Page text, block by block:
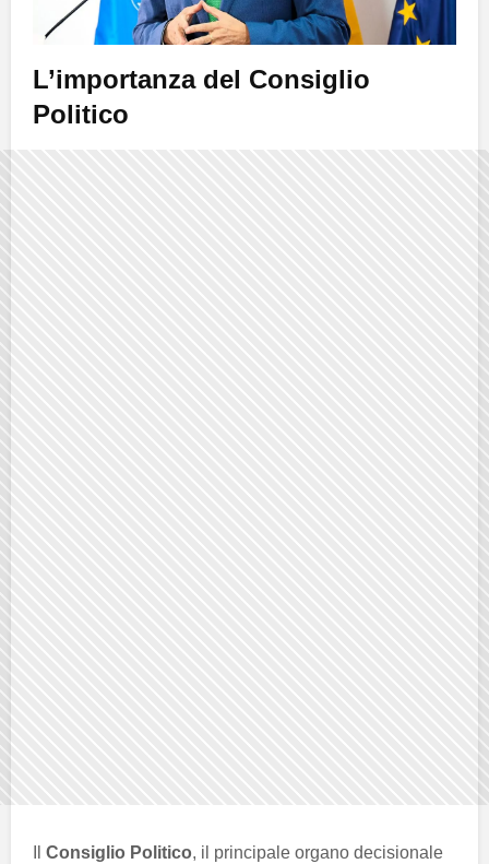
L’importanza del Consiglio
Politico
Consiglio Politico, il principale organo decisionale